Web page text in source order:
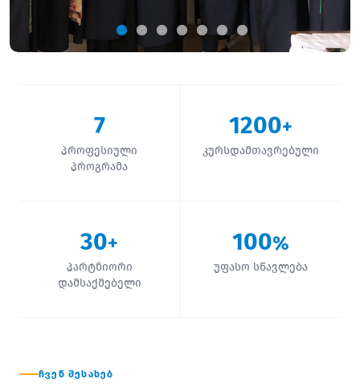
7
პროფესიული
პროგრამა
1200+
კურსდამთავრებული
30+
პარტნიორი
დამსაქმებელი
100%
უფასო სწავლება
ᲩᲕᲔᲜ ᲨᲔᲡᲐᲮᲔᲑ